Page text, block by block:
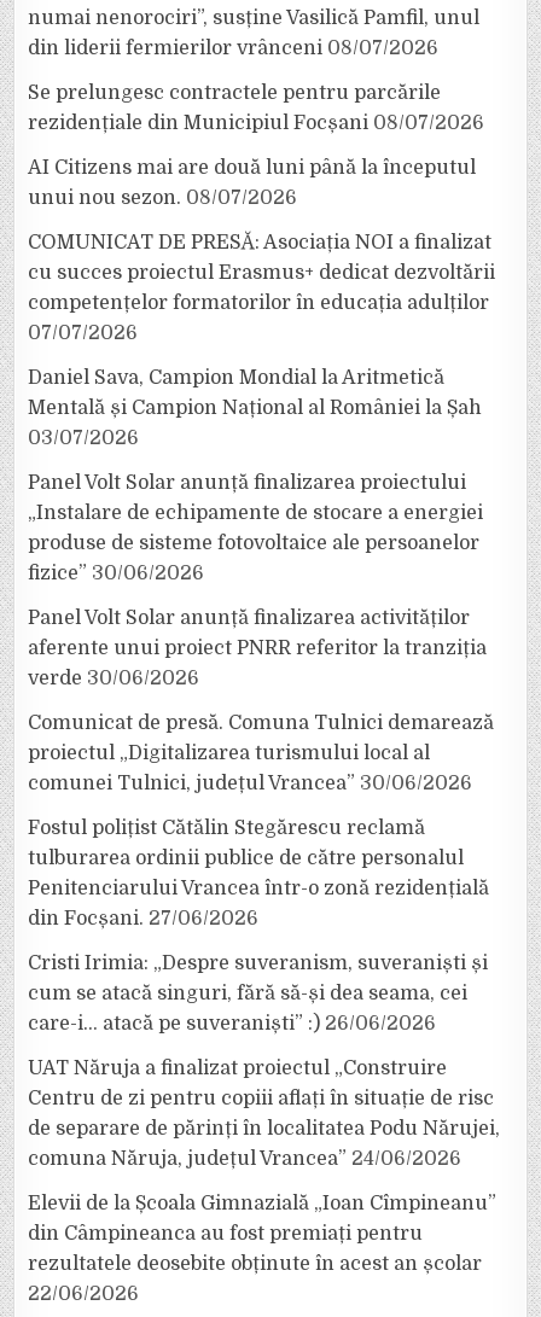
numai nenorociri”, susține Vasilică Pamfil, unul
din liderii fermierilor vrânceni 08/07/2026
Se prelungesc contractele pentru parcările
rezidențiale din Municipiul Focșani 08/07/2026
AI Citizens mai are două luni până la începutul
unui nou sezon. 08/07/2026
COMUNICAT DE PRESĂ: Asociația NOI a finalizat
cu succes proiectul Erasmus+ dedicat dezvoltării
competențelor formatorilor în educația adulților
07/07/2026
Daniel Sava, Campion Mondial la Aritmetică
Mentală și Campion Național al României la Șah
03/07/2026
Panel Volt Solar anunță finalizarea proiectului
„Instalare de echipamente de stocare a energiei
produse de sisteme fotovoltaice ale persoanelor
fizice” 30/06/2026
Panel Volt Solar anunță finalizarea activităților
aferente unui proiect PNRR referitor la tranziția
verde 30/06/2026
Comunicat de presă. Comuna Tulnici demarează
proiectul „Digitalizarea turismului local al
comunei Tulnici, județul Vrancea” 30/06/2026
Fostul polițist Cătălin Stegărescu reclamă
tulburarea ordinii publice de către personalul
Penitenciarului Vrancea într-o zonă rezidențială
din Focșani. 27/06/2026
Cristi Irimia: „Despre suveranism, suveraniști și
cum se atacă singuri, fără să-și dea seama, cei
care-i… atacă pe suveraniști” :) 26/06/2026
UAT Năruja a finalizat proiectul „Construire
Centru de zi pentru copiii aflați în situație de risc
de separare de părinți în localitatea Podu Nărujei,
comuna Năruja, județul Vrancea” 24/06/2026
Elevii de la Școala Gimnazială „Ioan Cîmpineanu”
din Câmpineanca au fost premiați pentru
rezultatele deosebite obținute în acest an școlar
22/06/2026